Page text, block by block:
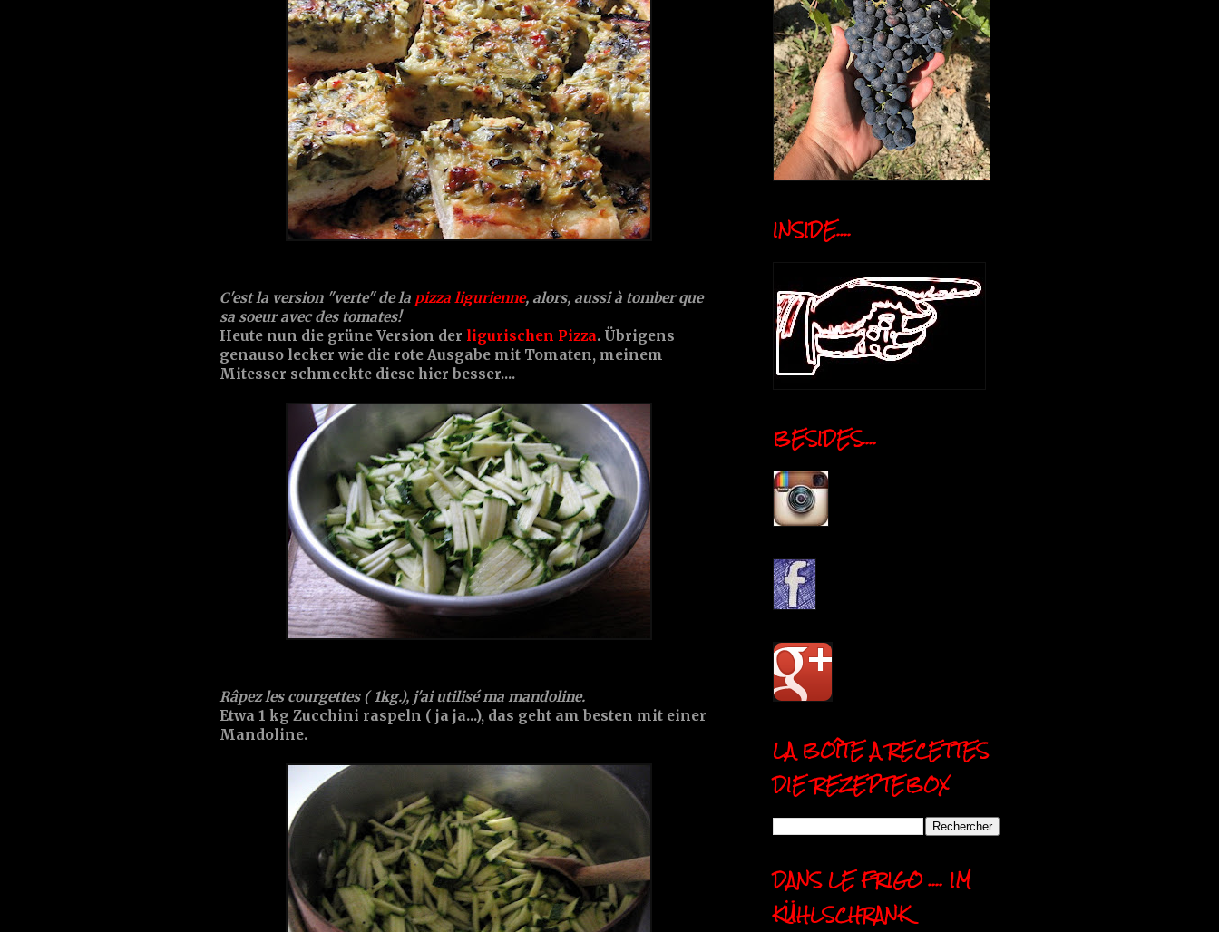
C'est la version "verte" de la pizza ligurienne, alors, aussi à tomber que
sa soeur avec des tomates!
Heute nun die grüne Version der ligurischen Pizza. Übrigens
genauso lecker wie die rote Ausgabe mit Tomaten, meinem
Mitesser schmeckte diese hier besser....
Râpez les courgettes ( 1kg.), j'ai utilisé ma mandoline.
Etwa 1 kg Zucchini raspeln ( ja ja...), das geht am besten mit einer
Mandoline.
INSIDE....
BESIDES....
LA BOÎTE A RECETTES
DIE REZEPTEBOX
DANS LE FRIGO .... IM
KÜHLSCHRANK